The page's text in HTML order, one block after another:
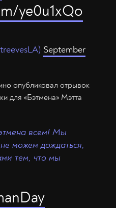
ye0u1xQo
September
опубликовал отрывок
для «Бэтмена» Мэтта
всем! Мы
можем дождаться,
тем, что мы